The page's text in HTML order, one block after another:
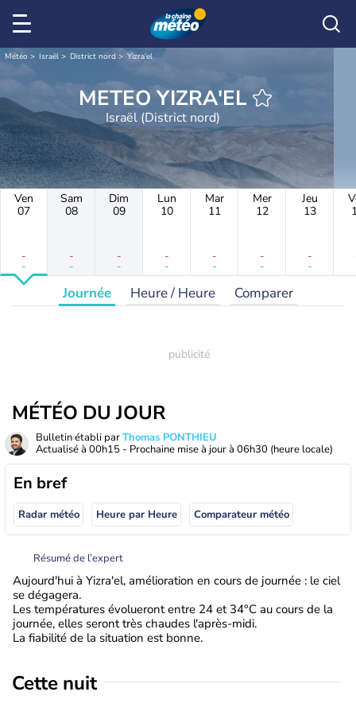
Météo Israël District nord Yizra'el
METEO YIZRA'EL
Israël (District nord)
Ven
07
-
-
Sam
08
-
-
Dim
09
-
-
Lun
10
-
-
Mar
11
-
-
Mer
12
-
-
Jeu
13
-
-
Journée Heure / Heure Comparer
MÉTÉO DU JOUR
Bulletin établi parThomas PONTHIEU
Actualisé à 00h15 - Prochaine mise à jour à 06h30 (heure locale)
En bref
Radar météo Heure par Heure Comparateur météo
Résumé de l’expert
Aujourd'hui à Yizra'el, amélioration en cours de journée : le ciel
se dégagera.
Les températures évolueront entre 24 et 34°C au cours de la
journée, elles seront très chaudes l'après-midi.
La fiabilité de la situation est bonne.
Cette nuit